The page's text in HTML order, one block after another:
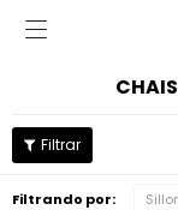

Filtrando por: